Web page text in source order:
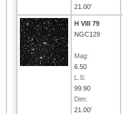
21.00'
H VIII 79
NGC129
Mag:
6.50
L.S:
99.90
Dim:
21.00'